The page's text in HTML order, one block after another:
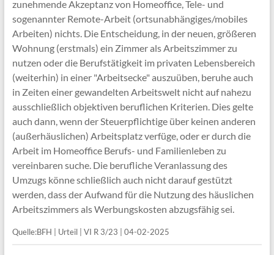
zunehmende Akzeptanz von Homeoffice, Tele- und
sogenannter Remote-Arbeit (ortsunabhängiges/mobiles
Arbeiten) nichts. Die Entscheidung, in der neuen, größeren
Wohnung (erstmals) ein Zimmer als Arbeitszimmer zu
nutzen oder die Berufstätigkeit im privaten Lebensbereich
(weiterhin) in einer "Arbeitsecke" auszuüben, beruhe auch
in Zeiten einer gewandelten Arbeitswelt nicht auf nahezu
ausschließlich objektiven beruflichen Kriterien. Dies gelte
auch dann, wenn der Steuerpflichtige über keinen anderen
(außerhäuslichen) Arbeitsplatz verfüge, oder er durch die
Arbeit im Homeoffice Berufs- und Familienleben zu
vereinbaren suche. Die berufliche Veranlassung des
Umzugs könne schließlich auch nicht darauf gestützt
werden, dass der Aufwand für die Nutzung des häuslichen
Arbeitszimmers als Werbungskosten abzugsfähig sei.
Quelle:BFH | Urteil | VI R 3/23 | 04-02-2025